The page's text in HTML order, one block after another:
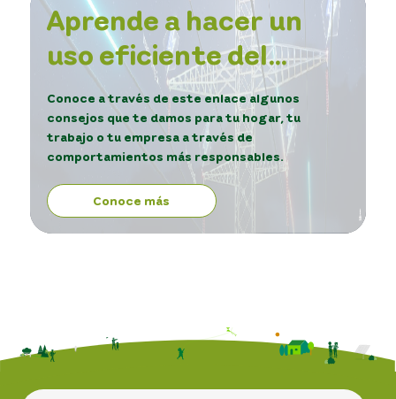
Aprende a hacer un
uso eficiente del
servicio de energía.
Conoce a través de este enlace algunos
consejos que te damos para tu hogar, tu
trabajo o tu empresa a través de
comportamientos más responsables.
Conoce más